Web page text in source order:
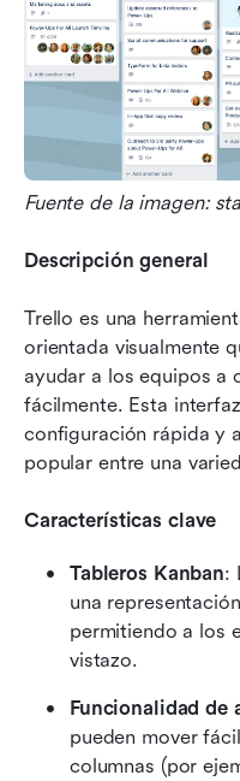
Fuente de la imagen:
Descripción general
Trello es una
orientada visualmente
ayudar a los equipos a
fácilmente. Esta
configuración rápida y
popular entre una
Características clave
Tableros Kanban:
una
permitiendo a los
vistazo.
Funcionalidad de
pueden mover
columnas (por